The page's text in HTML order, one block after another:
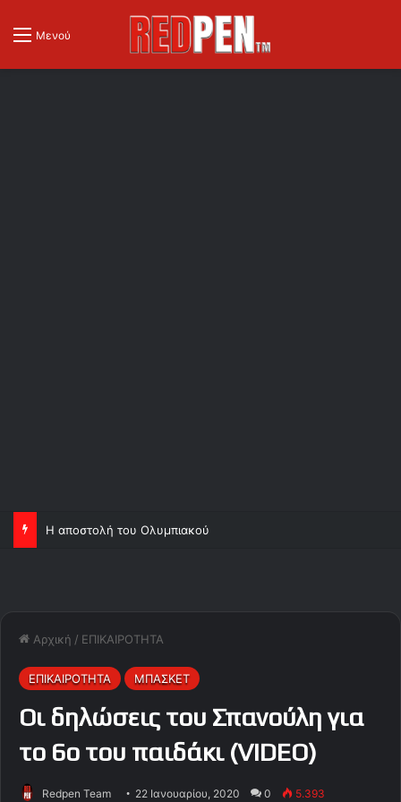
Μενού
Η αποστολή του Ολυμπιακού
Αρχική / ΕΠΙΚΑΙΡΟΤΗΤΑ
ΕΠΙΚΑΙΡΟΤΗΤΑ ΜΠΑΣΚΕΤ
Oι δηλώσεις του Σπανούλη για
το 6ο του παιδάκι (VIDEO)
Redpen Team 22 Ιανουαρίου, 2020 0 5.393